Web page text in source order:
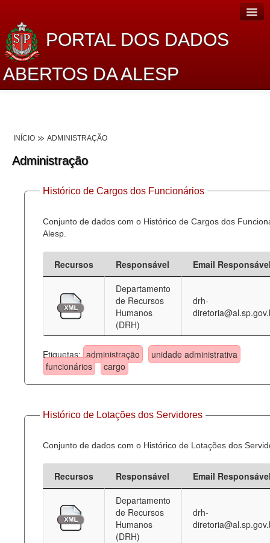
PORTAL DOS DADOS
ABERTOS DA ALESP
Dados Abertos Alesp
Lei de Acesso à Informação
Dados Governamentais Abertos
Planejamento
Catálogo de dados
Processo Legislativo
Administração
Legislação
Agenda
Perguntas frequentes
Contato
INÍCIO ADMINISTRAÇÃO
Administração
Histórico de Cargos dos Funcionários
Conjunto de dados com o Histórico de Cargos dos
Alesp.
Recursos Responsável
Email
Departamento
de Recursos
Humanos
(DRH)
drh-
Etiquetas: administração
unidade administrativa
funcionários
cargo
Histórico de Lotações dos Servidores
Conjunto de dados com o Histórico de Lotações dos
Recursos Responsável
Email
Departamento
de Recursos
Humanos
(DRH)
drh-